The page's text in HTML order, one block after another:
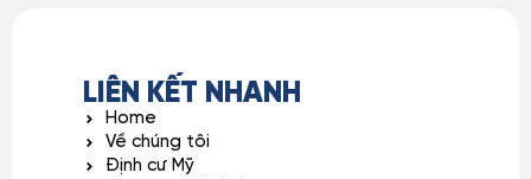
LIÊN KẾT NHANH
Home
Về chúng tôi
Định cư Mỹ